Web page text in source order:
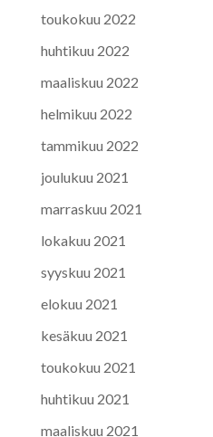
toukokuu 2022
huhtikuu 2022
maaliskuu 2022
helmikuu 2022
tammikuu 2022
joulukuu 2021
marraskuu 2021
lokakuu 2021
syyskuu 2021
elokuu 2021
kesäkuu 2021
toukokuu 2021
huhtikuu 2021
maaliskuu 2021